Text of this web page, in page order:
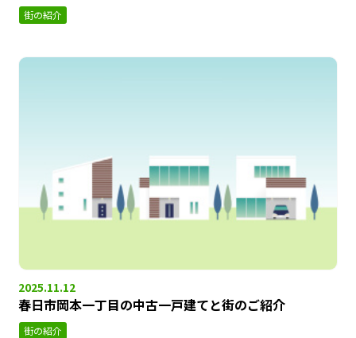
街の紹介
2025.11.12
春日市岡本一丁目の中古一戸建てと街のご紹介
街の紹介